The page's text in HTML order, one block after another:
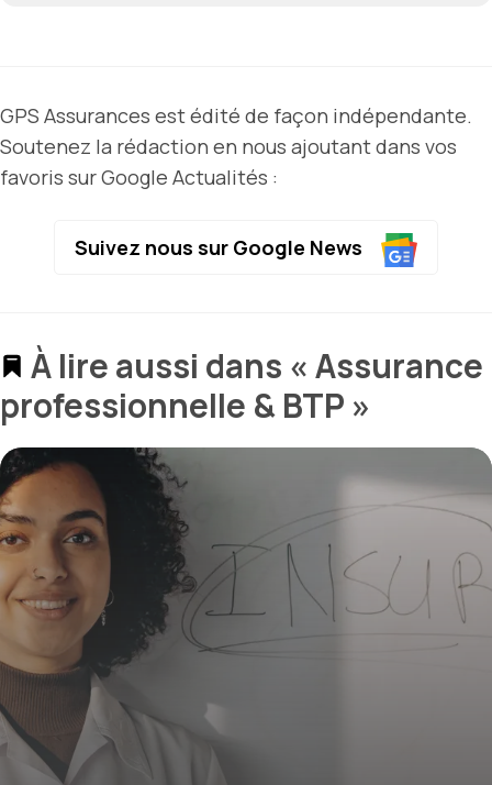
GPS Assurances est édité de façon indépendante.
Soutenez la rédaction en nous ajoutant dans vos
favoris sur Google Actualités :
Suivez nous sur Google News
À lire aussi dans « Assurance
professionnelle & BTP »